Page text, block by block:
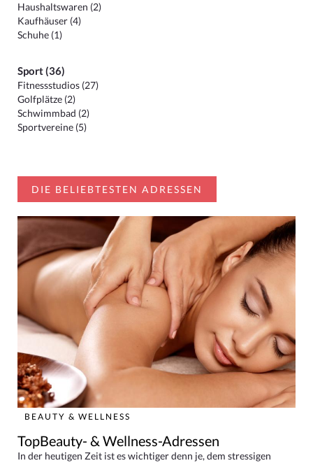
Haushaltswaren (2)
Kaufhäuser (4)
Schuhe (1)
Sport (36)
Fitnessstudios (27)
Golfplätze (2)
Schwimmbad (2)
Sportvereine (5)
DIE BELIEBTESTEN ADRESSEN
BEAUTY & WELLNESS
TopBeauty- & Wellness-Adressen
In der heutigen Zeit ist es wichtiger denn je, dem stressigen